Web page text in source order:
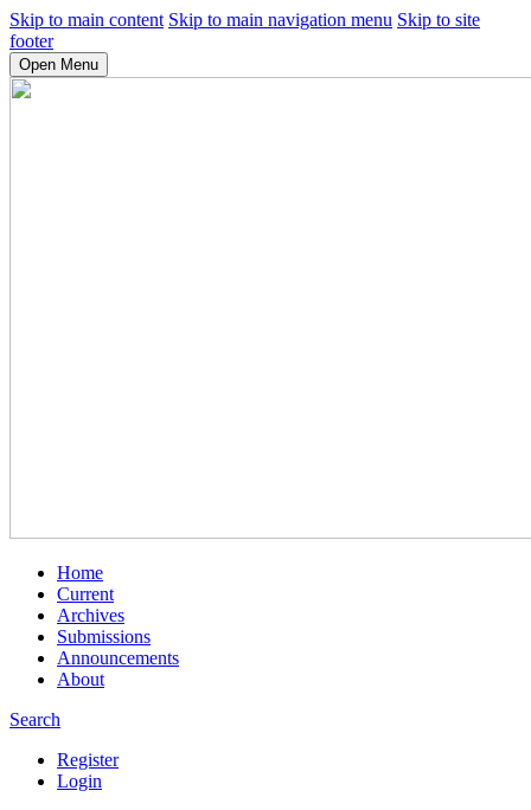
Skip to main content Skip to main navigation menu Skip to site
footer
Open Menu
Home
Current
Archives
Submissions
Announcements
About
Search
Register
Login